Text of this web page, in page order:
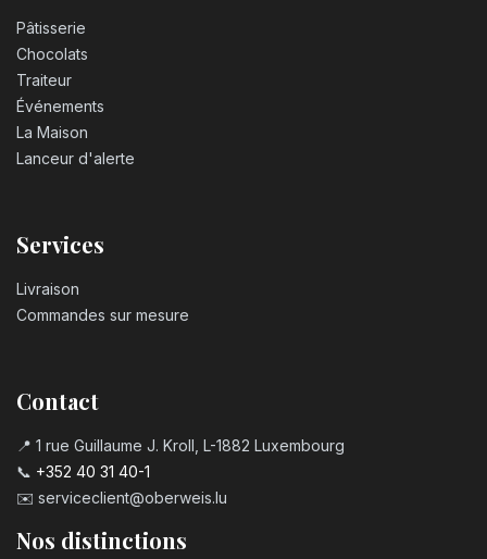
Pâtisserie
Chocolats
Traiteur
Événements
La Maison
Lanceur d'alerte
Services
Livraison
Commandes sur mesure
Contact
📍 1 rue Guillaume J. Kroll, L-1882 Luxembourg
📞 +352 40 31 40-1
✉️ serviceclient@oberweis.lu
Nos distinctions